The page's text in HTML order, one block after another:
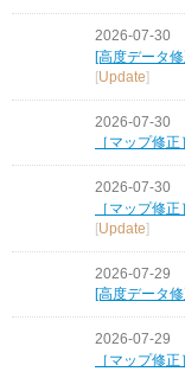
2026-07-30
[高度データ
[Update]
2026-07-30
［マップ修
2026-07-30
［マップ修
[Update]
2026-07-29
[高度データ
2026-07-29
［マップ修